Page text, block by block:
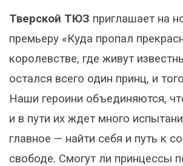
Тверской ТЮЗ приглашает на
премьеру «Куда пропал
королевстве, где живут
остался всего один принц, и
Наши героини объединяются,
и в пути их ждет много
главное — найти себя и путь к
свободе. Смогут ли принцессы